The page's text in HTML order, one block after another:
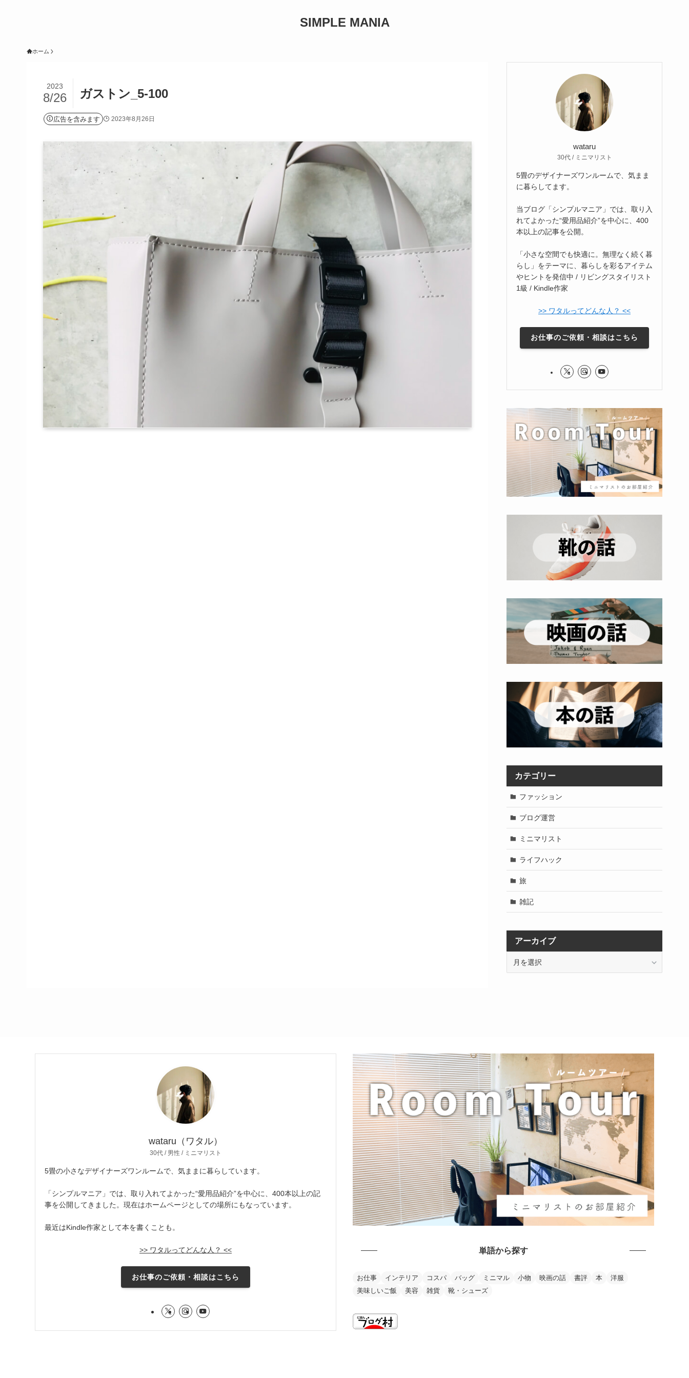
SIMPLE MANIA
ホーム
ガストン_5-100
2023
8/26
広告を含みます 2023年8月26日
wataru
30代 / ミニマリスト
5畳のデザイナーズワンルームで、気まま
に暮らしてます。
当ブログ「シンプルマニア」では、取り入
れてよかった“愛用品紹介”を中心に、400
本以上の記事を公開。
「小さな空間でも快適に。無理なく続く暮
らし」をテーマに、暮らしを彩るアイテム
やヒントを発信中 / リビングスタイリスト
1級 / Kindle作家
>> ワタルってどんな人？ <<
お仕事のご依頼・相談はこちら
カテゴリー
ファッション
ブログ運営
ミニマリスト
ライフハック
旅
雑記
アーカイブ
wataru（ワタル）
30代 / 男性 / ミニマリスト
5畳の小さなデザイナーズワンルームで、気ままに暮らしています。
「シンプルマニア」では、取り入れてよかった“愛用品紹介”を中心に、400本以上の記
事を公開してきました。現在はホームページとしての場所にもなっています。
最近はKindle作家として本を書くことも。
>> ワタルってどんな人？ <<
お仕事のご依頼・相談はこちら
単語から探す
お仕事 インテリア コスパ バッグ ミニマル 小物 映画の話 書評 本
洋服
美味しいご飯
美容 雑貨 靴・シューズ